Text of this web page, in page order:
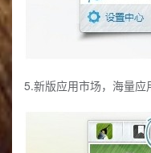
5.新版应用市场，海量应